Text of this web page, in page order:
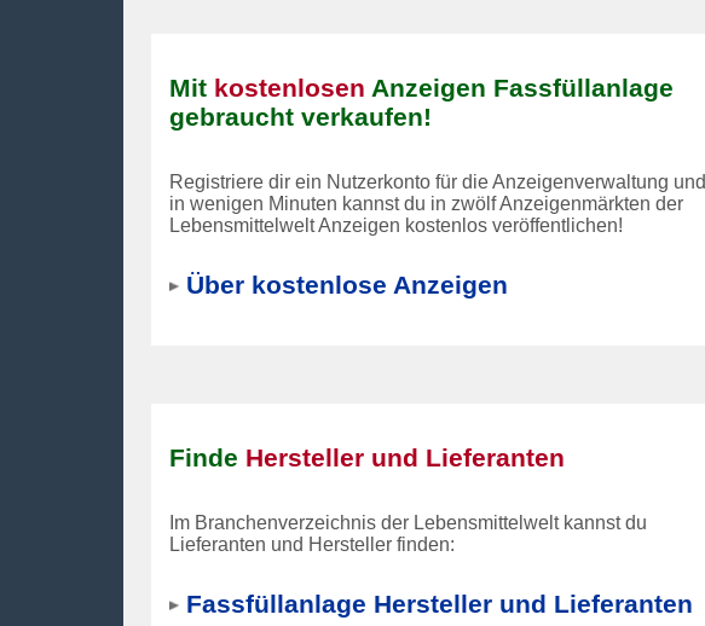
Mit kostenlosen Anzeigen Fassfüllanlage
gebraucht verkaufen!
Registriere dir ein Nutzerkonto für die Anzeigenverwaltung und
in wenigen Minuten kannst du in zwölf Anzeigenmärkten der
Lebensmittelwelt Anzeigen kostenlos veröffentlichen!
Über kostenlose Anzeigen
Finde Hersteller und Lieferanten
Im Branchenverzeichnis der Lebensmittelwelt kannst du
Lieferanten und Herstellerfinden:
Fassfüllanlage Hersteller und Lieferanten